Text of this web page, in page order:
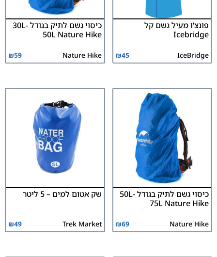
פונצ’ו מעיל גשם קל
Icebridge
IceBridge
₪45
כיסוי גשם לתיק בגודל 30L-
50L Nature Hike
Nature Hike
₪59
כיסוי גשם לתיק בגודל 50L-
75L Nature Hike
Nature Hike
₪69
שק אטום למים – 5 ליטר
Trek Market
₪49